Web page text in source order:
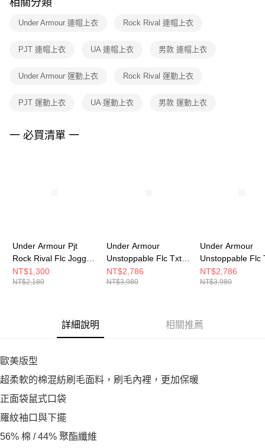
是否繳費成功／繳費後需取消欲退款等相關疑問，請聯繫「AFTEE先享後付
客戶支援中心」https://netprotections.freshdesk.com/support/home
１．透過由恩沛科技股份有限公司提供之「AFTEE先享後付」服務完成之交
權轉讓予恩沛科技股份有限公司。
３．未成年的使用者請事先徵得法定代理人或監護人之同意方可使用
４．使用「AFTEE先享後付」時，將依據個別帳號之用戶狀況，依本公司即
Under Armour 連帽上衣 Rock Rival 連帽上衣
PJT 連帽上衣 UA 連帽上衣 男款 連帽上衣
Under Armour 運動上衣 Rock Rival 運動上衣
PJT 運動上衣 UA 運動上衣 男款 運動上衣
一 必買清單 一
Under Armour Pjt
Rock Rival Flc Jogger
男 長褲 1389861-001
NT$1,300
NT$2,180
Under Armour
Unstoppable Flc Txtr
女 連帽上衣 6003655-
110
NT$2,786
NT$3,980
Under Armour
Unstoppable Flc
男 連帽上衣
842
NT$2,786
NT$3,980
詳細說明 相關推薦
歐美版型
超柔軟的棉混紡刷毛面料，刷毛內裡，更加保暖
正面袋鼠式口袋
羅紋袖口與下擺
56% 棉 / 44% 聚酯纖維